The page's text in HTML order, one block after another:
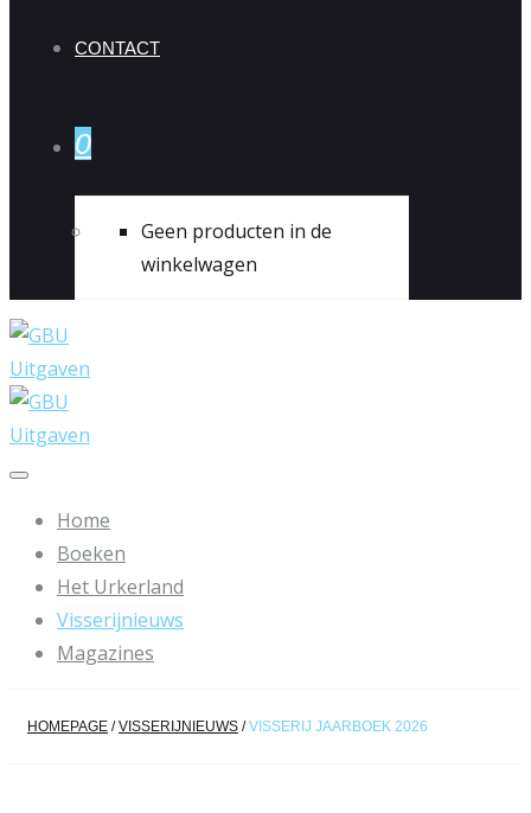
CONTACT
0
Geen producten in de
winkelwagen
Home
Boeken
Het Urkerland
Visserijnieuws
Magazines
HOMEPAGE / VISSERIJNIEUWS / VISSERIJ JAARBOEK 2026